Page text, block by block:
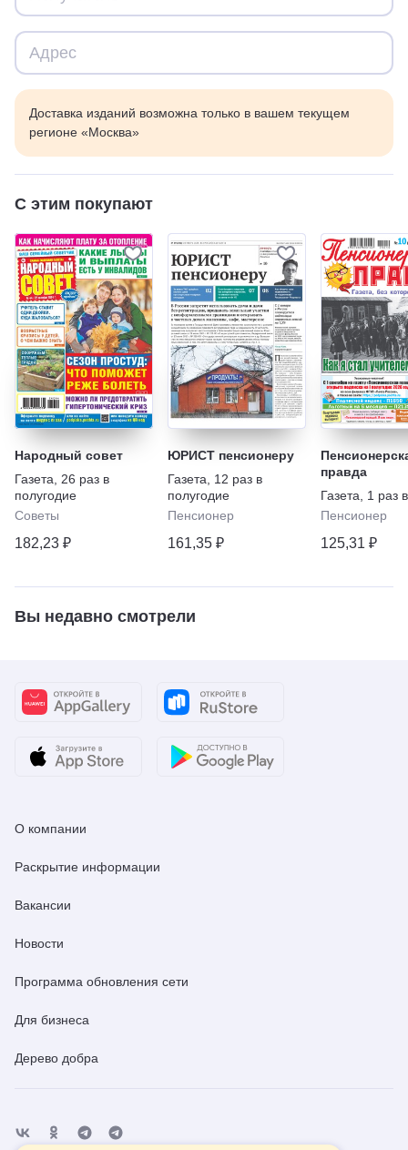
Доставка изданий возможна только в вашем текущем
регионе «Москва»
С этим покупают
Народный совет
Газета
26 раз в
полугодие
Советы
182,23 ₽
ЮРИСТ пенсионеру
Газета
12 раз в
полугодие
Пенсионер
161,35 ₽
правда
Газета
1 раз
Пенсионер
125,31 ₽
Вы недавно смотрели
О компании
Раскрытие информации
Вакансии
Новости
Программа обновления сети
Для бизнеса
Дерево добра